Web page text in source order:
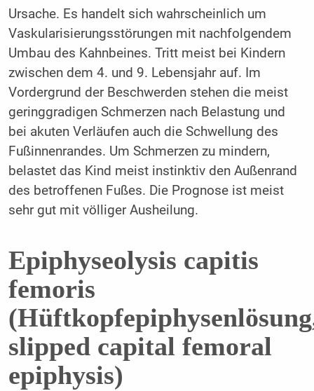
Ursache. Es handelt sich wahrscheinlich um
Vaskularisierungsstörungen mit nachfolgendem
Umbau des Kahnbeines. Tritt meist bei Kindern
zwischen dem 4. und 9. Lebensjahr auf. Im
Vordergrund der Beschwerden stehen die meist
geringgradigen Schmerzen nach Belastung und
bei akuten Verläufen auch die Schwellung des
Fußinnenrandes. Um Schmerzen zu mindern,
belastet das Kind meist instinktiv den Außenrand
des betroffenen Fußes. Die Prognose ist meist
sehr gut mit völliger Ausheilung.
Epiphyseolysis capitis
femoris
slipped capital femoral
epiphysis)